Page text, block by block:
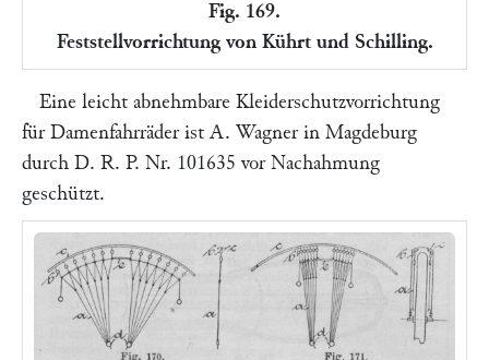
Fig. 169.
Feststellvorrichtung von Kührt und Schilling.
Eine leicht abnehmbare Kleiderschutzvorrichtung
für Damenfahrräder ist A. Wagnerin Magdeburg
durch D. R. P. Nr. 101635 vor Nachahmung
geschützt.